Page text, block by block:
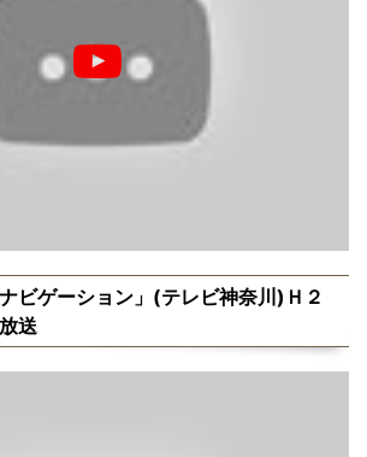
ビゲーション」(テレビ神奈川)Ｈ２
送